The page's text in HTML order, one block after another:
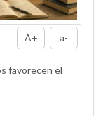
A+ a-
favorecen el